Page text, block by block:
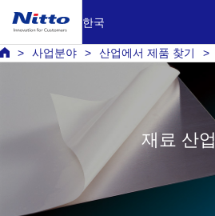
한국
사업분야 산업에서 제품 찾기
재료 산업